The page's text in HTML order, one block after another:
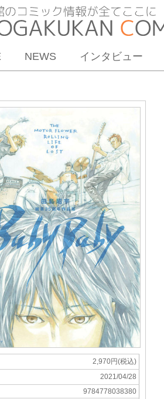
NEWS インタビュー
2,970円(税込)
2021/04/28
9784778038380